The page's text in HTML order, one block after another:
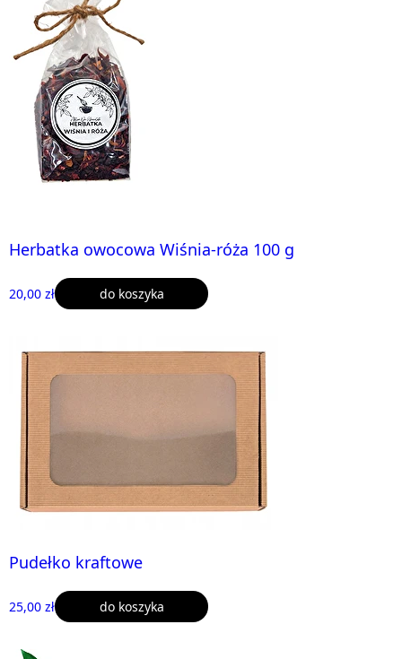
Herbatka owocowa Wiśnia-róża 100 g
20,00 zł do koszyka
Pudełko kraftowe
25,00 zł do koszyka